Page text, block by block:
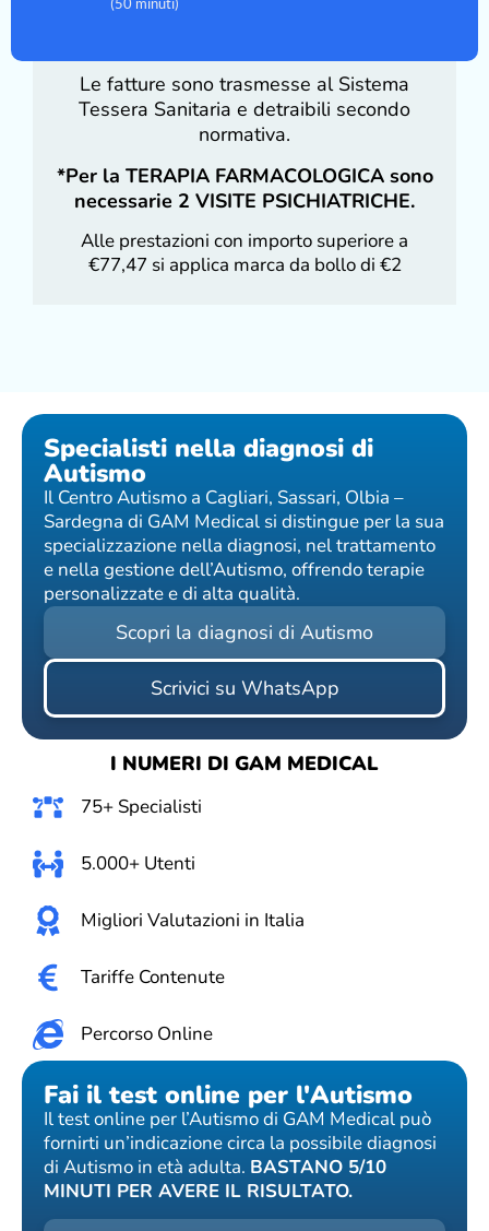
(50 minuti)
Le fatture sono trasmesse al Sistema
Tessera Sanitaria e detraibili secondo
normativa.
*Per la TERAPIA FARMACOLOGICA sono
necessarie 2 VISITE PSICHIATRICHE.
Alle prestazioni con importo superiore a
€77,47 si applica marca da bollo di €2
Specialisti nella diagnosi di
Autismo
Il Centro Autismo a Cagliari, Sassari, Olbia –
Sardegna di GAM Medical si distingue per la sua
specializzazione nella diagnosi, nel trattamento
e nella gestione dell’Autismo, offrendo terapie
personalizzate e di alta qualità.
Scopri la diagnosi di Autismo
Scrivici su WhatsApp
I NUMERI DI GAM MEDICAL
75+ Specialisti
5.000+ Utenti
Migliori Valutazioni in Italia
Tariffe Contenute
Percorso Online
Fai il test online per l'Autismo
Il test online per l’Autismo di GAM Medical può
fornirti un’indicazione circa la possibile diagnosi
di Autismo in età adulta. BASTANO 5/10
MINUTI PER AVERE IL RISULTATO.